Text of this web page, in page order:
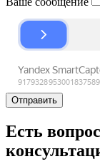
Отправить
Есть